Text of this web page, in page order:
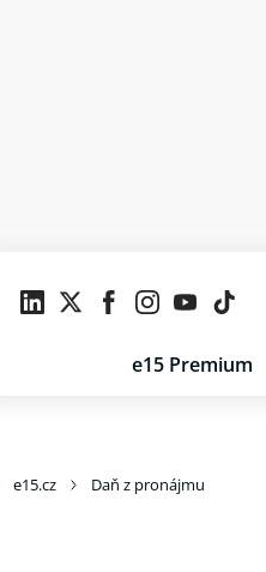
e15 Premium
e15.cz Daň z pronájmu